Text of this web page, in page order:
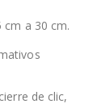
cm a 30 cm.
de clic,